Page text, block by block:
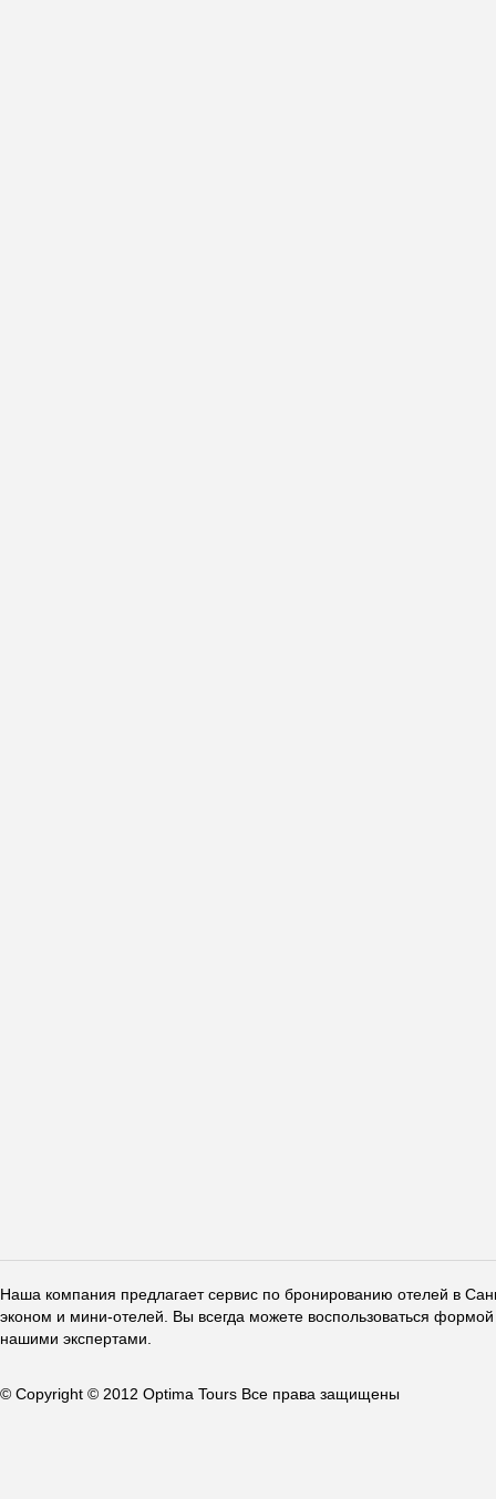
Наша компания предлагает сервис по бронированию отелей в
эконом и мини-отелей. Вы всегда можете воспользоваться
нашими экспертами.
© Copyright © 2012 Optima Tours Все права защищены